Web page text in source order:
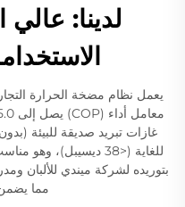
لدينا: عالي
يعمل نظام مضخة الحرارة
غازات تبريد صديقة للبيئة
للغاية (<38 ديسيبل)،
مما يضمن